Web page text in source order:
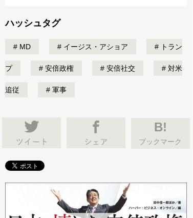
ハッシュタグ
MD イージス・アショア トラン
プ 安倍政権 安倍社交 対米
追従 軍事
B!
ブックマーク